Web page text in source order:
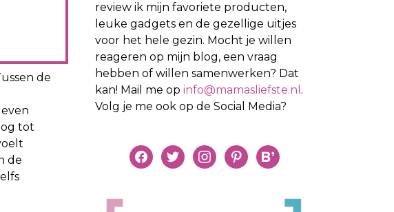
de
tot
de
review ik mijn favoriete producten,
leuke gadgets en de gezellige uitjes
voor het hele gezin. Mocht je willen
reageren op mijn blog, een vraag
hebben of willen samenwerken? Dat
kan! Mail me op info@mamasliefste.nl .
Volg je me ook op de Social Media?
facebooktwitterinstagrampinterestbloglovin